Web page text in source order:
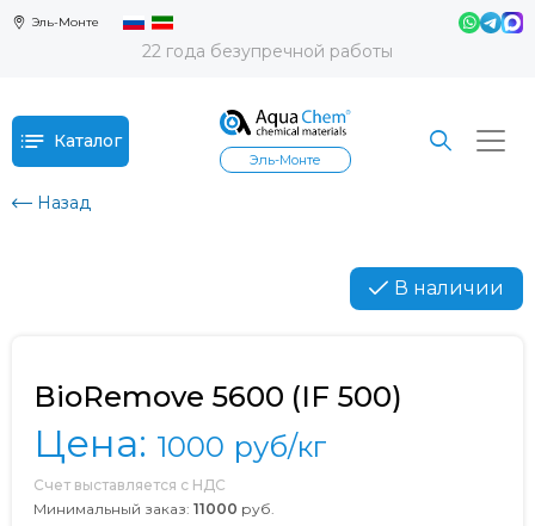
Эль-Монте
22 года безупречной работы
Каталог
Эль-Монте
Назад
В наличии
BioRemove 5600 (IF 500)
Цена: 1000 руб/кг
Счет выставляется с НДС
Минимальный заказ: 11000 руб.